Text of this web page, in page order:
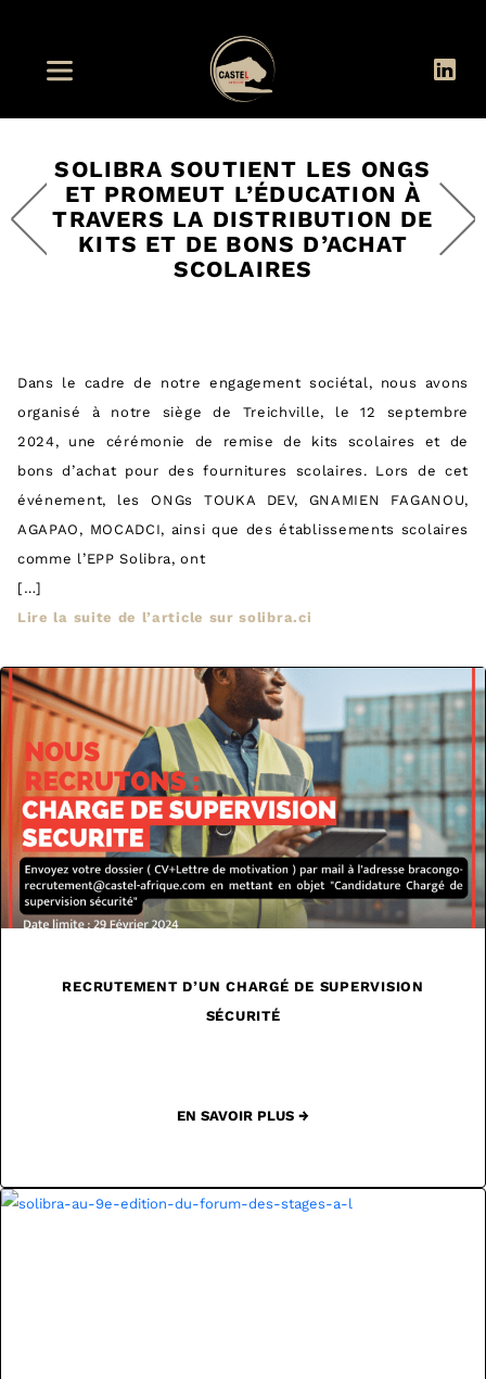
SOLIBRA SOUTIENT LES ONGS
ET PROMEUT L’ÉDUCATION À
TRAVERS LA DISTRIBUTION DE
KITS ET DE BONS D’ACHAT
SCOLAIRES
Dans le cadre de notre engagement sociétal, nous avons
organisé à notre siège de Treichville, le 12 septembre
2024, une cérémonie de remise de kits scolaires et de
bons d’achat pour des fournitures scolaires. Lors de cet
événement, les ONGs TOUKA DEV, GNAMIEN FAGANOU,
AGAPAO, MOCADCI, ainsi que des établissements scolaires
comme l’EPP Solibra, ont
[…]
Lire la suite de l’article sur solibra.ci
RECRUTEMENT D’UN CHARGÉ DE SUPERVISION
SÉCURITÉ
EN SAVOIR PLUS →